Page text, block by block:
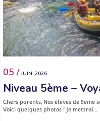
05 / JUIN. 2026
Niveau 5ème –
Chers parents, Nos élèves de 5ème
Voici quelques photos ! Je mettrai…